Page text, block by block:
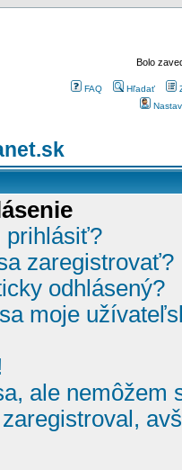
Bolo
FAQ Hľadať
prihlásiť?
zaregistrovať?
odhlásený?
moje
ale nemôžem